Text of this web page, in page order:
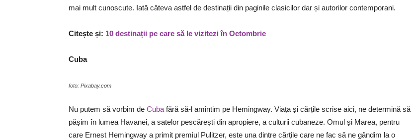
mai mult cunoscute. Iată câteva astfel de destinații din paginile clasicilor dar și autorilor contemporani.
Citește și: 10 destinații pe care să le vizitezi în Octombrie
Cuba
foto: Pixabay.com
Nu putem să vorbim de Cuba fără să-l amintim pe Hemingway. Viața și cărțile scrise aici, ne determină să
pășim în lumea Havanei, a satelor pescărești din apropiere, a culturii cubaneze. Omul și Marea, pentru
care Ernest Hemingway a primit premiul Pulitzer, este una dintre cărțile care ne fac să ne gândim la o